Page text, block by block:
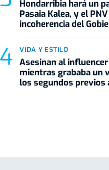
Hondarribia hará un
Pasaia Kalea, y el
incoherencia del
VIDA Y ESTILO
Asesinan al
mientras grababa un
los segundos previos